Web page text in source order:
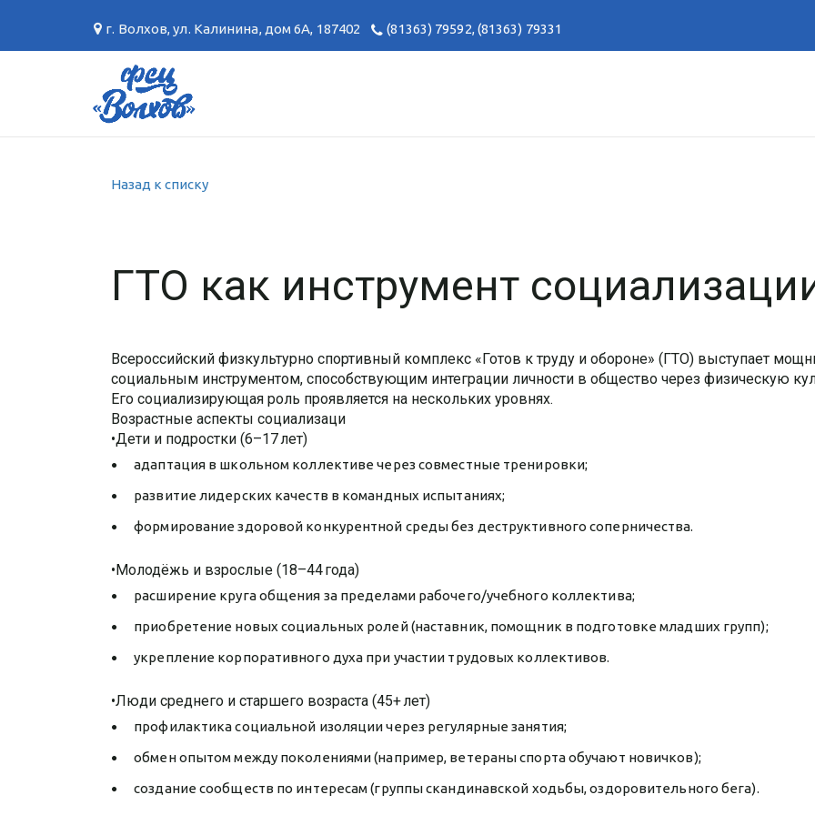
г. Волхов,ул. Калинина, дом 6А, 187402 (81363) 79592,(81363) 79331
Назад к списку
ГТО как инструмент
Всероссийский физкультурно спортивный комплекс «Готов к труду и обороне» (ГТО) выступает
социальным инструментом, способствующим интеграции личности в общество через физическую
Его социализирующая роль проявляется на нескольких уровнях.
Возрастные аспекты социализаци
•Дети и подростки (6–17 лет)
адаптация в школьном коллективе через совместные тренировки;
развитие лидерских качеств в командных испытаниях;
формирование здоровой конкурентной среды без деструктивного соперничества.
•Молодёжь и взрослые (18–44 года)
расширение круга общения за пределами рабочего/учебного коллектива;
приобретение новых социальных ролей (наставник, помощник в подготовке младших групп);
укрепление корпоративного духа при участии трудовых коллективов.
•Люди среднего и старшего возраста (45+ лет)
профилактика социальной изоляции через регулярные занятия;
обмен опытом между поколениями (например, ветераны спорта обучают новичков);
создание сообществ по интересам (группы скандинавской ходьбы, оздоровительного бега).